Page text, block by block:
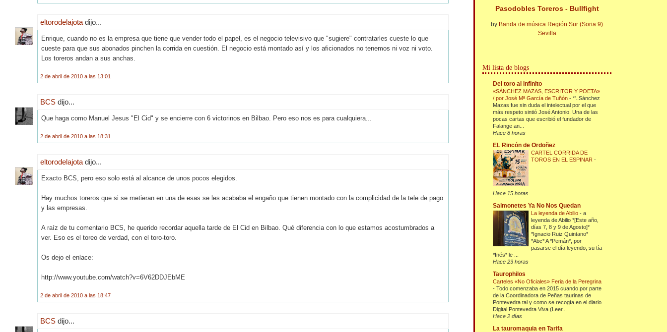
eltorodelajota dijo...
Enrique, cuando no es la empresa que tiene que vender todo el papel, es el negocio televisivo que "sugiere" contratarles cueste lo que
cueste para que sus abonados pinchen la corrida en cuestión. El negocio está montado así y los aficionados no tenemos ni voz ni voto.
Los toreros andan a sus anchas.
2 de abril de 2010 a las 13:01
BCS dijo...
Que haga como Manuel Jesus "El Cid" y se encierre con 6 victorinos en Bilbao. Pero eso nos es para cualquiera...
2 de abril de 2010 a las 18:31
eltorodelajota dijo...
Exacto BCS, pero eso solo está al alcance de unos pocos elegidos.
Hay muchos toreros que si se metieran en una de esas se les acababa el engaño que tienen montado con la complicidad de la tele de pago
y las empresas.
A raíz de tu comentario BCS, he querido recordar aquella tarde de El Cid en Bilbao. Qué diferencia con lo que estamos acostumbrados a
ver. Eso es el toreo de verdad, con el toro-toro.
Os dejo el enlace:
http://www.youtube.com/watch?v=6V62DDJEbME
2 de abril de 2010 a las 18:47
BCS dijo...
Pasodobles Toreros - Bullfight
by Banda de música Región Sur (Soria 9)
Sevilla
Mi lista de blogs
Del toro al infinito
«SÁNCHEZ MAZAS, ESCRITOR Y POETA»
/ por José Mª García de Tuñón-*'..Sánchez
Mazas fue sin duda el intelectual por el que
más respeto sintió José Antonio. Una de las
pocas cartas que escribió el fundador de
Falange an...
Hace 8 horas
EL Rincón de Ordoñez
CARTEL CORRIDA DE
TOROS EN EL ESPINAR-
Hace 15 horas
Salmonetes Ya No Nos Quedan
La leyenda de Abilio-a
leyenda de Abilio *[Este año,
días 7, 8 y 9 de Agosto]*
*Ignacio Ruiz Quintano*
*Abc* A *Pemán*, por
pasarse el día leyendo, su tía
*Inés* le ...
Hace 23 horas
Taurophilos
Carteles «No Oficiales» Feria de la Peregrina
-Todo comenzaba en 2015 cuando por parte
de la Coordinadora de Peñas taurinas de
Pontevedra tal y como se recogía en el diario
Digital Pontevedra Viva (Leer...
Hace 2 días
La tauromaquia en Tarifa